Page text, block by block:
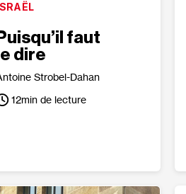
Puisqu’il faut
le dire
Strobel-Dahan
12min de lecture